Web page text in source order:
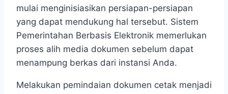
mulai menginisiasikan persiapan-persiapan
yang dapat mendukung hal tersebut. Sistem
Pemerintahan Berbasis Elektronik memerlukan
proses alih media dokumen sebelum dapat
menampung berkas dari instansi Anda.
Melakukan pemindaian dokumen cetak menjadi